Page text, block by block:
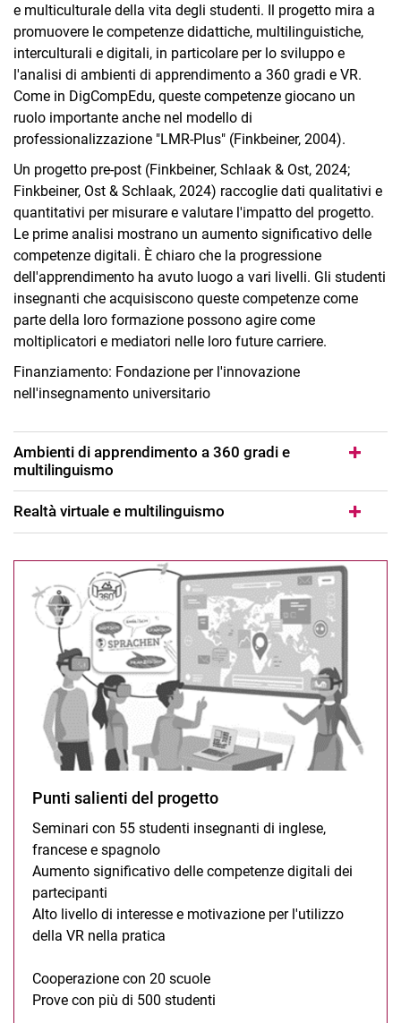
e multiculturale della vita degli studenti. Il progetto mira a
promuovere le competenze didattiche, multilinguistiche,
interculturali e digitali, in particolare per lo sviluppo e
l'analisi di ambienti di apprendimento a 360 gradi e VR.
Come in DigCompEdu, queste competenze giocano un
ruolo importante anche nel modello di
professionalizzazione "LMR-Plus" (Finkbeiner, 2004).
Un progetto pre-post (Finkbeiner, Schlaak & Ost, 2024;
Finkbeiner, Ost & Schlaak, 2024) raccoglie dati qualitativi e
quantitativi per misurare e valutare l'impatto del progetto.
Le prime analisi mostrano un aumento significativo delle
competenze digitali. È chiaro che la progressione
dell'apprendimento ha avuto luogo a vari livelli. Gli studenti
insegnanti che acquisiscono queste competenze come
parte della loro formazione possono agire come
moltiplicatori e mediatori nelle loro future carriere.
Finanziamento: Fondazione per l'innovazione
nell'insegnamento universitario
Ambienti di apprendimento a 360 gradi e
multilinguismo
Realtà virtuale e multilinguismo
Punti salienti del progetto
Seminari con 55 studenti insegnanti di inglese,
francese e spagnolo
Aumento significativo delle competenze digitali dei
partecipanti
Alto livello di interesse e motivazione per l'utilizzo
della VR nella pratica
Cooperazione con 20 scuole
Prove con più di 500 studenti